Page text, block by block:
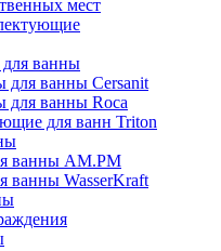
мест
ванны
для ванны Cersanit
для ванны Roca
для ванн Triton
ванны AM.PM
ванны WasserKraft